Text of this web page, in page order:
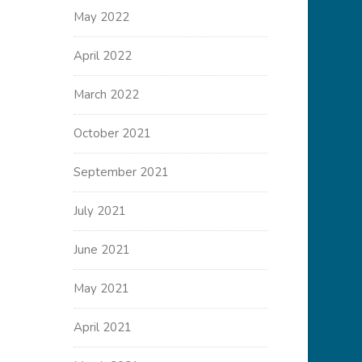
May 2022
April 2022
March 2022
October 2021
September 2021
July 2021
June 2021
May 2021
April 2021